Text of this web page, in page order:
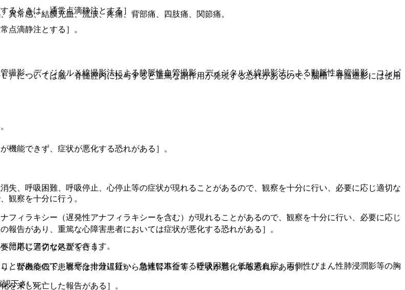
異常感、結膜充血、流涙、疼痛、背部痛、四肢痛、関節痛。
については脳・脊髄腔内に投与すると重篤な副作用が発現する恐れがあるので、脳槽・脊髄造影には使用
機能できず、症状が悪化する恐れがある］。
告があり、重篤な心障害患者においては症状が悪化する恐れがある］。
、腎機能低下患者では排泄遅延から急性腎不全等、症状が悪化する恐れがある］。
を来し死亡した報告がある］。
るときは、通常点滴静注とする］。
点滴静注とする］。
撮影、ディジタルＸ線撮影法による静脈性血管撮影、ディジタルＸ線撮影法による動脈性血管撮影、コンピ
失、呼吸困難、呼吸停止、心停止等の症状が現れることがあるので、観察を十分に行い、必要に応じ適切な
観察を十分に行う。
フィラキシー（遅発性アナフィラキシーを含む）が現れることがあるので、観察を十分に行い、必要に応じ
に応じ適切な処置を行う。
とがあるので、観察を十分に行い、急速に進行する呼吸困難、低酸素血症、両側性びまん性肺浸潤影等の胸
簡単にアクセスができます。
下さい。